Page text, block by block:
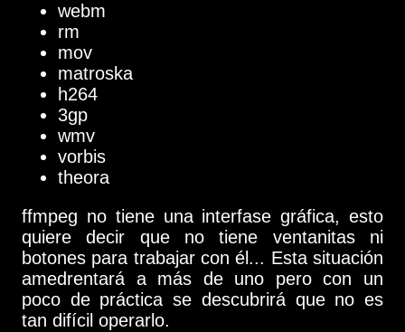
webm
rm
mov
matroska
h264
3gp
wmv
vorbis
theora
ffmpeg no tiene una interfase gráfica, esto
quiere decir que no tiene ventanitas ni
botones para trabajar con él... Esta situación
amedrentará a más de uno pero con un
poco de práctica se descubrirá que no es
tan difícil operarlo.